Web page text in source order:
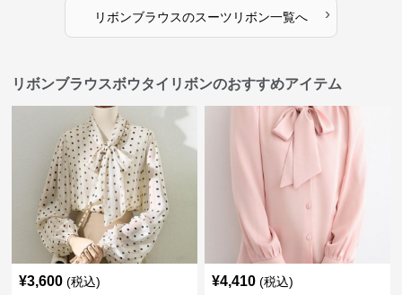
リボンブラウスのスーツリボン一覧へ ›
リボンブラウスボウタイリボンのおすすめアイテム
¥3,600 (税込) ¥4,410 (税込)